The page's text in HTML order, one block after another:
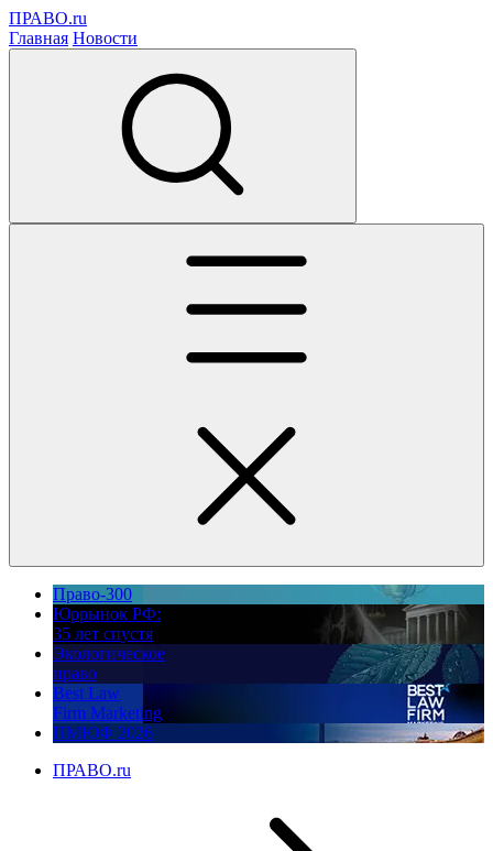
ПРАВО.ru
Главная Новости
Право-300
Юррынок РФ:
35 лет спустя
Экологическое
право
Best Law
Firm Marketing
ПМЮФ 2026
ПРАВО.ru